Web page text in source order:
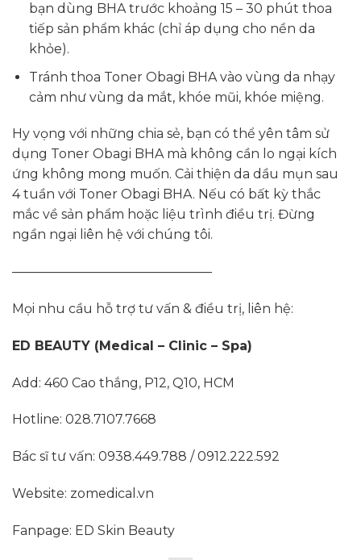
bạn dùng BHA trước khoảng 15 – 30 phút thoa
tiếp sản phẩm khác (chỉ áp dụng cho nền da
khỏe).
Tránh thoa Toner Obagi BHA vào vùng da nhạy
cảm như vùng da mắt, khóe mũi, khóe miệng.
Hy vọng với những chia sẻ, bạn có thể yên tâm sử
dụng Toner Obagi BHA mà không cần lo ngại kích
ứng không mong muốn. Cải thiện da dầu mụn sau
4 tuần với Toner Obagi BHA. Nếu có bất kỳ thắc
mắc về sản phẩm hoặc liệu trình điều trị. Đừng
ngần ngại liên hệ với chúng tôi.
———————————————–
Mọi nhu cầu hỗ trợ tư vấn & điều trị, liên hệ:
ED BEAUTY (Medical – Clinic – Spa)
Add: 460 Cao thắng, P12, Q10, HCM
Hotline: 028.7107.7668
Bác sĩ tư vấn: 0938.449.788 / 0912.222.592
Website: zomedical.vn
Fanpage: ED Skin Beauty